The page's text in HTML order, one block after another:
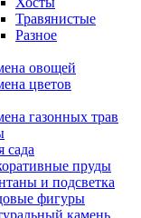
Травянистые
Разное
овощей
цветов
газонных трав
сада
пруды
и подсветка
фигуры
камень